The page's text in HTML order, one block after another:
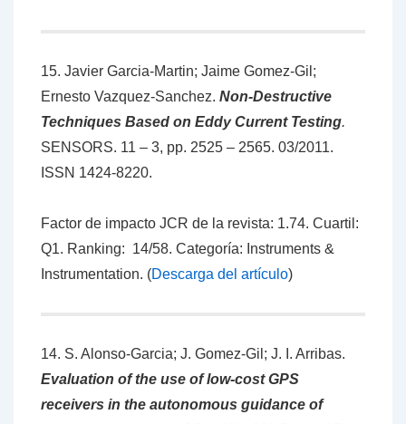
15. Javier Garcia-Martin; Jaime Gomez-Gil;
Ernesto Vazquez-Sanchez. Non-Destructive
Techniques Based on Eddy Current Testing.
SENSORS. 11 – 3, pp. 2525 – 2565. 03/2011.
ISSN 1424-8220.
Factor de impacto JCR de la revista: 1.74. Cuartil:
Q1. Ranking: 14/58. Categoría: Instruments &
Instrumentation. (Descarga del artículo)
14. S. Alonso-Garcia; J. Gomez-Gil; J. I. Arribas.
Evaluation of the use of low-cost GPS
receivers in the autonomous guidance of